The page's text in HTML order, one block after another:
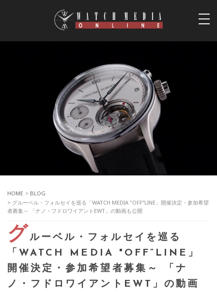
HOME > BLOG
> グルーベル・フォルセイを巡る「WATCH MEDIA "OFF”LINE」開催決定・参加希望
者募集～ 「ナノ・フドロワイアントEWT」の動画も公開
グルーベル・フォルセイを巡る
「WATCH MEDIA "OFF”LINE」
開催決定・参加希望者募集～ 「ナ
ノ・フドロワイアントEWT」の動画